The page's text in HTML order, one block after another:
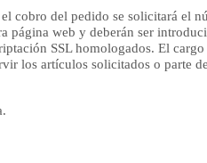
el cobro del pedido se solicitará el
página web y deberán ser
SSL homologados. El cargo
los artículos solicitados o parte